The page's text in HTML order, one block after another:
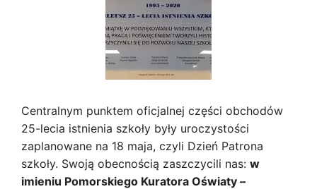
Centralnym punktem oficjalnej części obchodów
25-lecia istnienia szkoły były uroczystości
zaplanowane na 18 maja, czyli Dzień Patrona
szkoły. Swoją obecnością zaszczycili nas: w
imieniu Pomorskiego Kuratora Oświaty –